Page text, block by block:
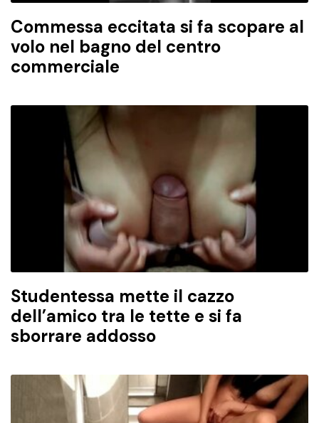
Commessa eccitata si fa scopare al
volo nel bagno del centro
commerciale
Studentessa mette il cazzo
dell’amico tra le tette e si fa
sborrare addosso